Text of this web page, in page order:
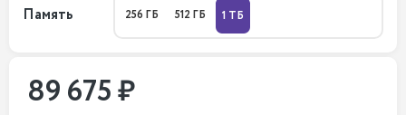
Память 256 ГБ 512 ГБ 1 ТБ
89 675 ₽